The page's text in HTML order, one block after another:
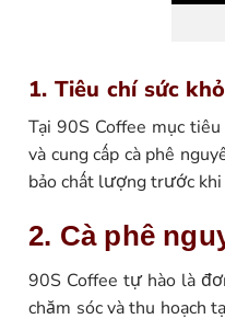
1. Tiêu chí sức
Tại 90S Coffee mục
và cung cấp cà phê
bảo chất lượng trước
2. Cà phê
90S Coffee tự hào là
chăm sóc và thu hoạch